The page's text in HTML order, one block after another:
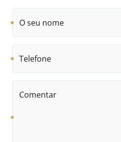
seu
nome